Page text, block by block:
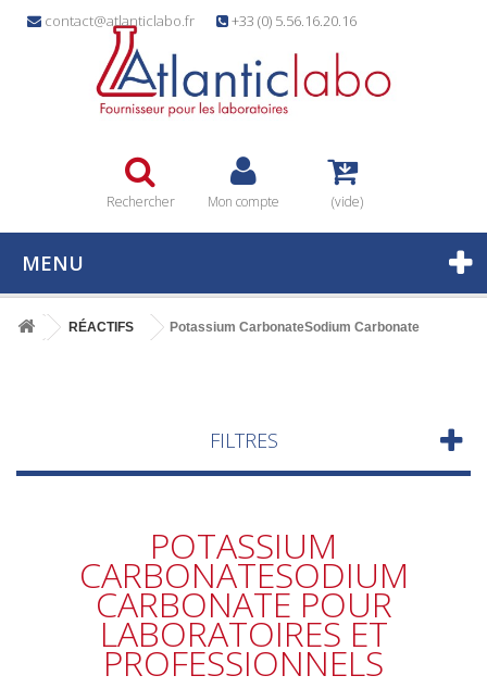
contact@atlanticlabo.fr +33 (0) 5.56.16.20.16
Rechercher Mon compte (vide)
MENU
RÉACTIFS Potassium CarbonateSodium Carbonate
FILTRES
POTASSIUM
CARBONATESODIUM
CARBONATE POUR
LABORATOIRES ET
PROFESSIONNELS